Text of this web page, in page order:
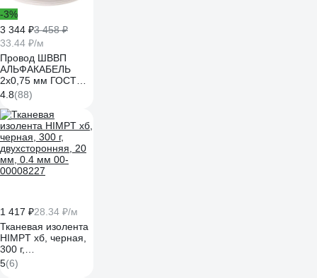
-3%
3 344 ₽3 458 ₽
33.44 ₽/м
Провод ШВВП
АЛЬФАКАБЕЛЬ
2х0,75 мм ГОСТ
100 м 05142
4.8(88)
1 417 ₽28.34 ₽/м
Тканевая изолента
HIMPT хб, черная,
300 г,
двухсторонняя, 20
мм, 0.4 мм 00-
5(6)